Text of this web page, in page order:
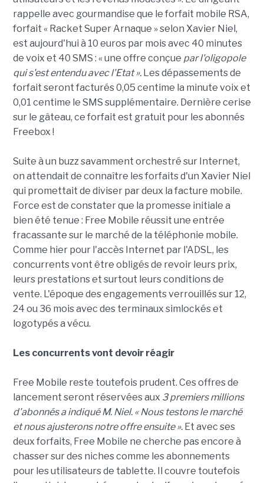
rappelle avec gourmandise que le forfait mobile RSA,
forfait « Racket Super Arnaque » selon Xavier Niel,
est aujourd'hui à 10 euros par mois avec 40 minutes
de voix et 40 SMS : « une offre conçue par l'oligopole
qui s'est entendu avec l'Etat ».Les dépassements de
forfait seront facturés 0,05 centime la minute voix et
0,01 centime le SMS supplémentaire. Dernière cerise
sur le gâteau, ce forfait est gratuit pour les abonnés
Freebox !
Suite à un buzz savamment orchestré sur Internet,
on attendait de connaître les forfaits d'un Xavier Niel
qui promettait de diviser par deux la facture mobile.
Force est de constater que la promesse initiale a
bien été tenue : Free Mobile réussit une entrée
fracassante sur le marché de la téléphonie mobile.
Comme hier pour l'accès Internet par l'ADSL, les
concurrents vont être obligés de revoir leurs prix,
leurs prestations et surtout leurs conditions de
vente. L'époque des engagements verrouillés sur 12,
24 ou 36 mois avec des terminaux simlockés et
logotypés a vécu.
Les concurrents vont devoir réagir
Free Mobile reste toutefois prudent. Ces offres de
lancement seront réservées aux 3 premiers millions
d'abonnés a indiqué M. Niel. « Nous testons le marché
et nous ajusterons notre offre ensuite ».Et avec ses
deux forfaits, Free Mobile ne cherche pas encore à
chasser sur des niches comme les abonnements
pour les utilisateurs de tablette. Il couvre toutefois